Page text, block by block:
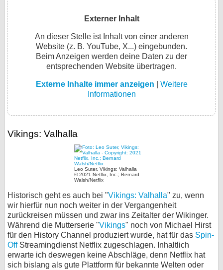
Externer Inhalt
An dieser Stelle ist Inhalt von einer anderen
Website (z. B. YouTube, X...) eingebunden.
Beim Anzeigen werden deine Daten zu der
entsprechenden Website übertragen.
Externe Inhalte immer anzeigen
Weitere
Informationen
Vikings: Valhalla
Leo Suter, Vikings: Valhalla
© 2021 Netflix, Inc.; Bernard
Walsh/Netflix
Historisch geht es auch bei "Vikings: Valhalla" zu, wenn
wir hierfür nun noch weiter in der Vergangenheit
zurückreisen müssen und zwar ins Zeitalter der Wikinger.
Während die Mutterserie "Vikings" noch von Michael Hirst
für den History Channel produziert wurde, hat für das Spin-
OffStreamingdienst Netflix zugeschlagen. Inhaltlich
erwarte ich deswegen keine Abschläge, denn Netflix hat
sich bislang als gute Plattform für bekannte Welten oder